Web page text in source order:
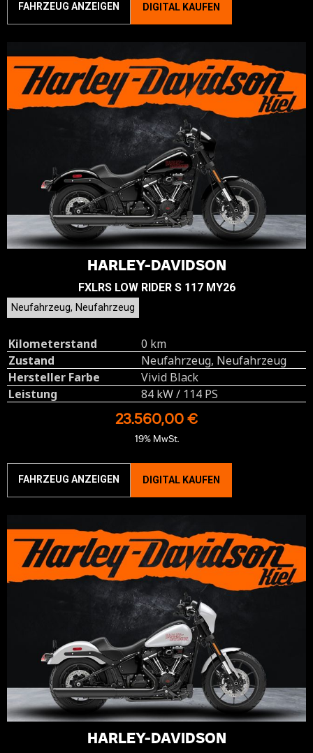
FAHRZEUG ANZEIGEN DIGITAL KAUFEN
HARLEY-DAVIDSON
FXLRS LOW RIDER S 117 MY26
Neufahrzeug, Neufahrzeug
Kilometerstand
0 km
Zustand
Neufahrzeug, Neufahrzeug
Hersteller Farbe
Vivid Black
Leistung
84 kW / 114 PS
23.560,00 €
19% MwSt.
FAHRZEUG ANZEIGEN DIGITAL KAUFEN
HARLEY-DAVIDSON